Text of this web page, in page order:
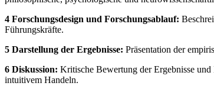
4 Forschungsdesign und Forschungsablauf:
Führungskräfte.
5 Darstellung der Ergebnisse: Präsentation der
6 Diskussion: Kritische Bewertung der Ergebnisse
intuitivem Handeln.